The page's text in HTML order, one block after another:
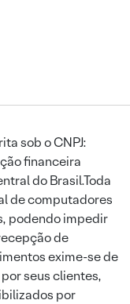
sob o CNPJ:
financeira
do Brasil.Toda
de computadores
podendo impedir
de
exime-se de
seus clientes,
por